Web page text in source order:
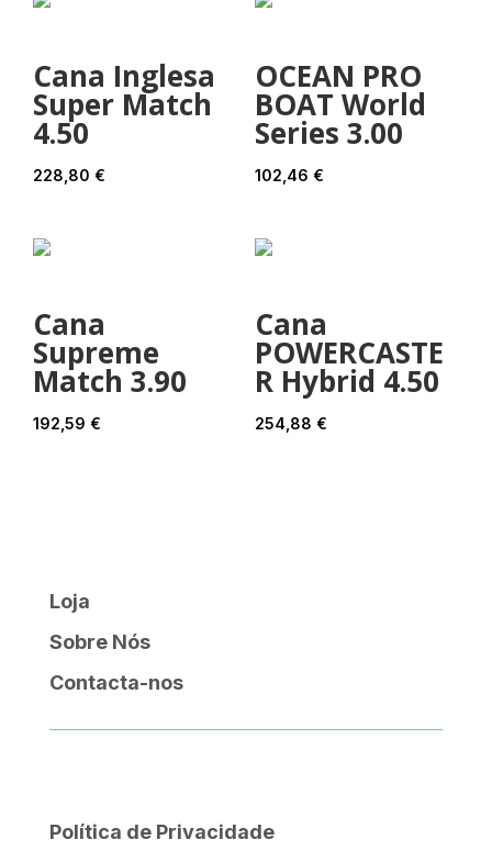
Cana Inglesa
Super Match
4.50
228,80 €
OCEAN PRO
BOAT World
Series 3.00
102,46 €
Cana
Supreme
Match 3.90
192,59 €
Cana
POWERCASTE
R Hybrid 4.50
254,88 €
Loja
Sobre Nós
Contacta-nos
Política de Privacidade